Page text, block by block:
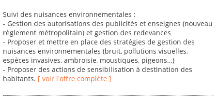
Suivi des nuisances environnementales :
- Gestion des autorisations des publicités et enseignes (nouveau
règlement métropolitain) et gestion des redevances
- Proposer et mettre en place des stratégies de gestion des
nuisances environnementales (bruit, pollutions visuelles,
espèces invasives, ambroisie, moustiques, pigeons…)
- Proposer des actions de sensibilisation à destination des
habitants. [ voir l'offre complète ]